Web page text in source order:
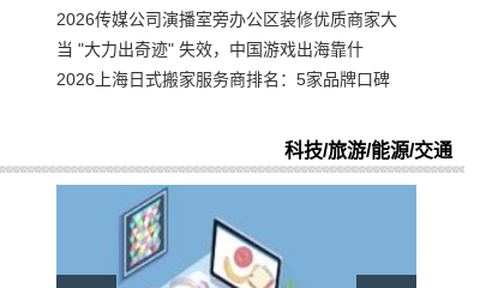
2026传媒公司演播室旁办公区装修优质商家大
当 "大力出奇迹" 失效，中国游戏出海靠什
2026上海日式搬家服务商排名：5家品牌口碑
科技/旅游/能源/交通